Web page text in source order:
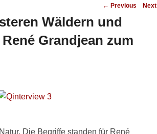
Post
navigation
← Previous Next
Wäldern und
Grandjean zum
Die Begriffe standen für René